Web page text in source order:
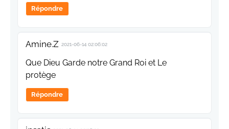
Répondre
Amine.Z 2021-06-14 02:06:02
Que Dieu Garde notre Grand Roi et Le
protège
Répondre